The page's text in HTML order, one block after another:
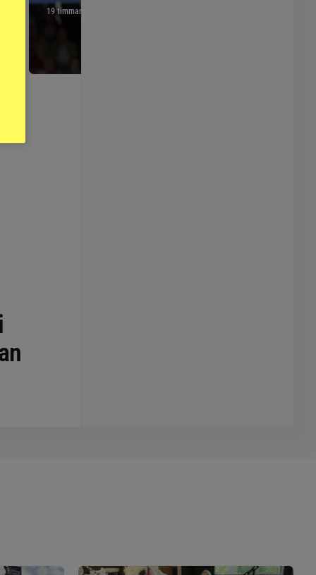
19 timmar